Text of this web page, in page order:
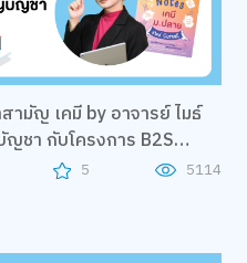
ามัญ เคมี by อาจารย์ ไมธ์
ชา กับโครงการ B2S
5 5114